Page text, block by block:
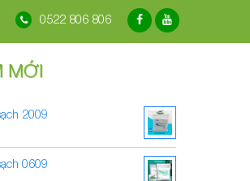
0522 806 806
MỚI
2009
0609